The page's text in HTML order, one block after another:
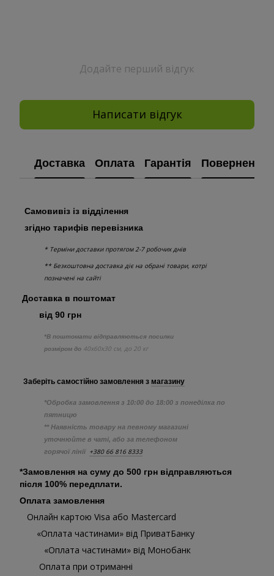
Додайте перший відгук
Написати відгук
Доставка Оплата Гарантія Повернення
Самовивіз із відділення
згідно тарифів перевізника
* Терміни доставки протягом 2-7 робочих днів
** Безкоштовна доставка діє на обрані товари, котрі
позначені на сайті
Доставка в поштомат
від 90 грн
*В поштомати відправляються посилки
розміром до 40х60х30 см, до 20 кг
Заберіть самостійно замовлення з магазину
*Обробка замовлення з 10:00 до 18:00 з понеділка по
пятницю
** Наявність товару на певному магазині
уточнюйте в чаті, або за телефоном
горячої лінії +380 66 816 8333
*Замовлення на суму до 500 грн відправляються
після 100% передплати.
Оплата замовлення
Онлайн картою Visa або Mastercard
«Оплата частинами» від ПриватБанку
«Оплата частинами» від Монобанк
Оплата при отриманні